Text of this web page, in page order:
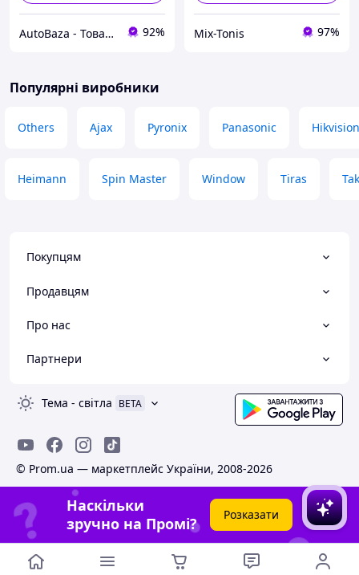
AutoBaza - Товари для автомобілей та життя 92% Mix-Tonis 97%
Популярні виробники
Others Ajax Pyronix Panasonic Hikvision
Heimann Spin Master Window Tiras
Покупцям
Продавцям
Про нас
Партнери
Тема - світла BETA
© Prom.ua — маркетплейс України, 2008-2026
Наскільки
зручно на Промі?
Розказати